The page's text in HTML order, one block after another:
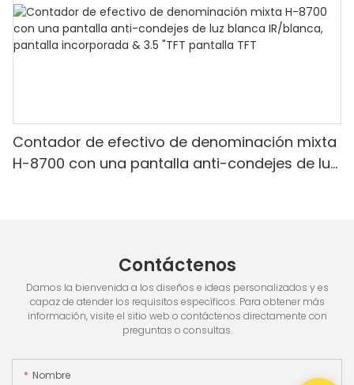
Contador de efectivo de denominación mixta
H-8700 con una pantalla anti-condejes de luz
Contáctenos
Damos la bienvenida a los diseños e ideas personalizados y es
capaz de atender los requisitos específicos. Para obtener más
información, visite el sitio web o contáctenos directamente con
preguntas o consultas.
Nombre